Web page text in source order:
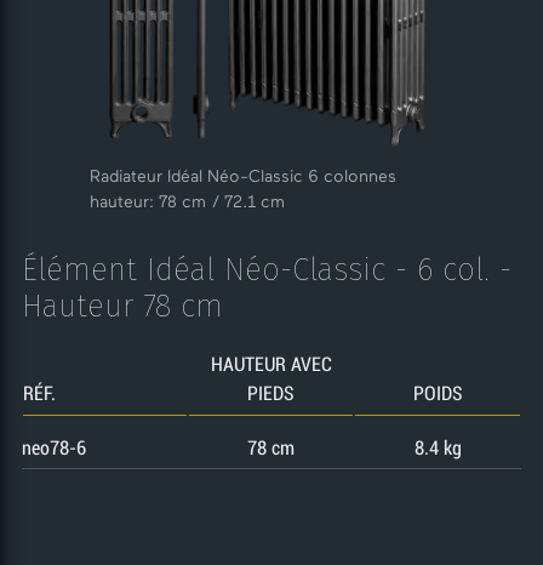
Radiateur Idéal Néo-Classic 6 colonnes
hauteur: 78 cm / 72.1 cm
Élément Idéal Néo-Classic - 6 col. -
Hauteur 78 cm
RÉF.
HAUTEUR AVEC
PIEDS
POIDS
neo78-6 78 cm 8.4 kg